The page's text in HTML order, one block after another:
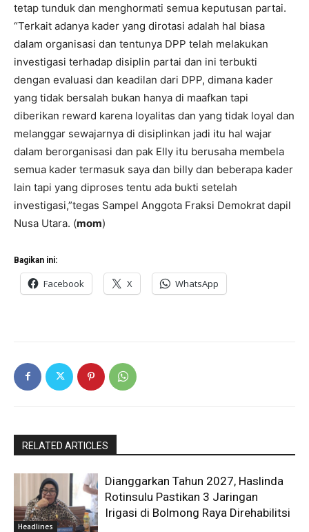
tetap tunduk dan menghormati semua keputusan partai.
“Terkait adanya kader yang dirotasi adalah hal biasa
dalam organisasi dan tentunya DPP telah melakukan
investigasi terhadap disiplin partai dan ini terbukti
dengan evaluasi dan keadilan dari DPP, dimana kader
yang tidak bersalah bukan hanya di maafkan tapi
diberikan reward karena loyalitas dan yang tidak loyal dan
melanggar sewajarnya di disiplinkan jadi itu hal wajar
dalam berorganisasi dan pak Elly itu berusaha membela
semua kader termasuk saya dan billy dan beberapa kader
lain tapi yang diproses tentu ada bukti setelah
investigasi,”tegas Sampel Anggota Fraksi Demokrat dapil
Nusa Utara. (mom)
Bagikan ini:
Facebook X WhatsApp
RELATED ARTICLES
Headlines
Dianggarkan Tahun 2027, Haslinda
Rotinsulu Pastikan 3 Jaringan
Irigasi di Bolmong Raya Direhabilitsi